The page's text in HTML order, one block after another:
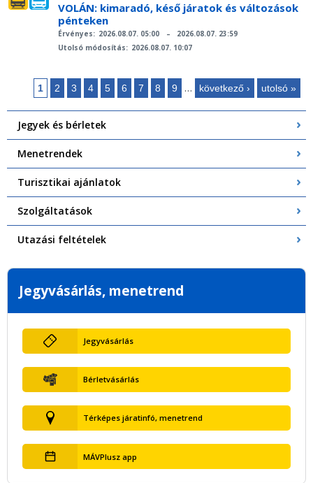
VOLÁN: kimaradó, késő járatok és változások
pénteken
Érvényes: 2026.08.07. 05:00 –
2026.08.07. 23:59
Utolsó módosítás: 2026.08.07. 10:07
1 2 3 4 5 6 7 8 9 … következő › utolsó »
Jegyek és bérletek
Menetrendek
Turisztikai ajánlatok
Szolgáltatások
Utazási feltételek
Jegyvásárlás, menetrend
Jegyvásárlás
Bérletvásárlás
Térképes járatinfó, menetrend
MÁVPlusz app